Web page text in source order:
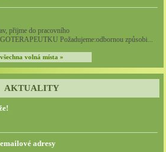
přijme do pracovního
Požadujeme:odbornou způsobi...
všechna volná místa »
AKTUALITY
adresy